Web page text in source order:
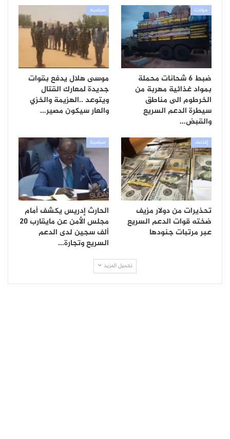
حوادث
ضبط 6 شحانات محملة
بمواد غذائية مهربة من
الخرطوم الى مناطق
سيطرة الدعم السريع
والقبض…
سياسية
موسى هلال يدفع بقوات
جديدة لمعارك القتال
ويتوعد ..الهزيمة والخزي
والعار سيكون مصير…
إقتصاد
تحذيرات من دولار مزيف
ضخته قوات الدعم السريع
عبر مرتبات جنودها
سياسية
الحارث إدريس يكشف أمام
مجلس الأمن عن مايقارب 20
ألف سجين لدى الدعم
السريع وتجارة…
تحميل المزيد